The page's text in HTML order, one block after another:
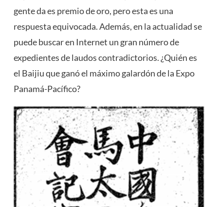
gente da es premio de oro, pero esta es una
respuesta equivocada. Además, en la actualidad se
puede buscar en Internet un gran número de
expedientes de laudos contradictorios. ¿Quién es
el Baijiu que ganó el máximo galardón de la Expo
Panamá-Pacífico?